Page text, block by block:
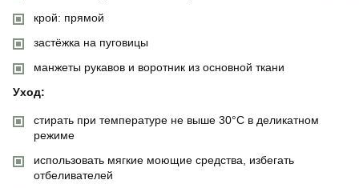
крой: прямой
застёжка на пуговицы
манжеты рукавов и воротник из основной ткани
Уход:
стирать при температуре не выше 30°C в деликатном
режиме
использовать мягкие моющие средства, избегать
отбеливателей